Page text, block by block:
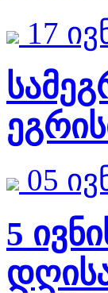
17
05
5